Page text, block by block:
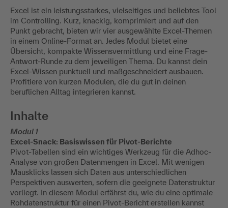
Excel ist ein leistungsstarkes, vielseitiges und beliebtes Tool
im Controlling. Kurz, knackig, komprimiert und auf den
Punkt gebracht, bieten wir vier ausgewählte Excel-Themen
in einem Online-Format an. Jedes Modul bietet eine
Übersicht, kompakte Wissensvermittlung und eine Frage-
Antwort-Runde zu dem jeweiligen Thema. Du kannst dein
Excel-Wissen punktuell und maßgeschneidert ausbauen.
Profitiere von kurzen Modulen, die du gut in deinen
beruflichen Alltag integrieren kannst.
Inhalte
Modul 1
Excel-Snack: Basiswissen für Pivot-Berichte
Pivot-Tabellen sind ein wichtiges Werkzeug für die Adhoc-
Analyse von großen Datenmengen in Excel. Mit wenigen
Mausklicks lassen sich Daten aus unterschiedlichen
Perspektiven auswerten, sofern die geeignete Datenstruktur
vorliegt. In diesem Modul erfährst du, wie du eine optimale
Rohdatenstruktur für einen Pivot-Bericht erstellen kannst